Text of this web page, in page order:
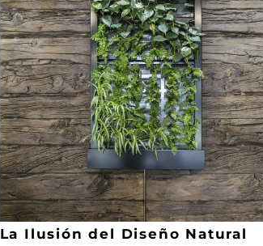
La Ilusión del Diseño Natural